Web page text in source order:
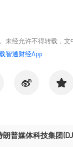
未经允许不得转载，
智通财经App
普媒体科技集团